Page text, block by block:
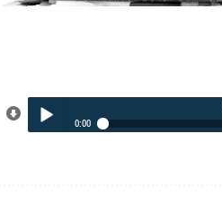
0:00